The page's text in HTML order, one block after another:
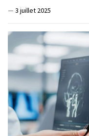
— 3 juillet 2025